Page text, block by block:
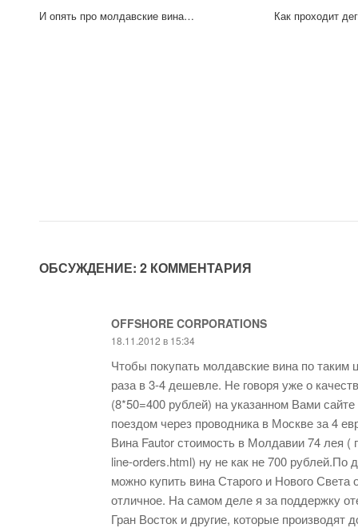
И опять про молдавские вина… Как проходит
ОБСУЖДЕНИЕ: 2 КОММЕНТАРИЯ
OFFSHORE CORPORATIONS
18.11.2012 в 15:34
Чтобы покупать молдавские вина по
раза в 3-4 дешевле. Не говоря уже о
(8*50=400 рублей) на указанном Вами
поездом через проводника в Москве за 4
Вина Fautor стоимость в Молдавии 74 лея
line-orders.html) ну не как не 700 рублей.По
можно купить вина Старого и Нового
отличное. На самом деле я за поддержку
Гран Восток и другие, которые